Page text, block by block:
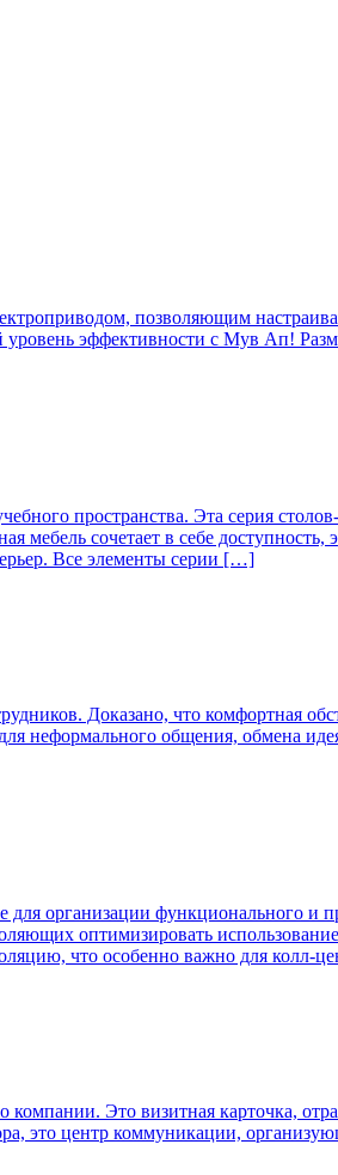
позволяющим
уровень эффективности с Мув Ап!
пространства. Эта серия
сочетает в себе доступность,
Все элементы серии […]
Доказано, что комфортная
неформального общения, обмена
организации функционального и
оптимизировать
что особенно важно для колл-
Это визитная карточка,
это центр коммуникации,